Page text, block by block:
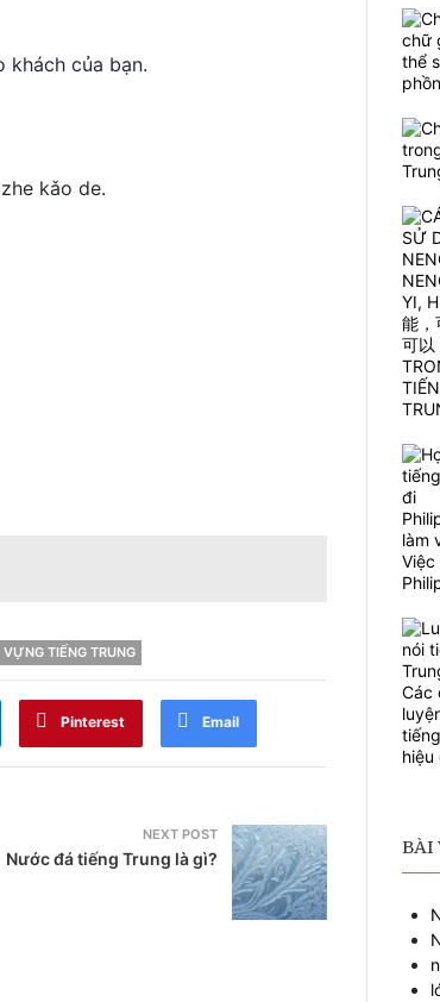
của bạn.
kǎo de.
TIẾNG TRUNG
Pinterest Email
NEXT POST
Nước đá tiếng Trung là gì? BÀI